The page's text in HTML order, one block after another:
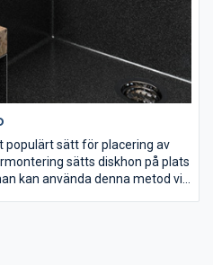
populärt sätt för placering av
sätts diskhon på plats
kan använda denna metod vid